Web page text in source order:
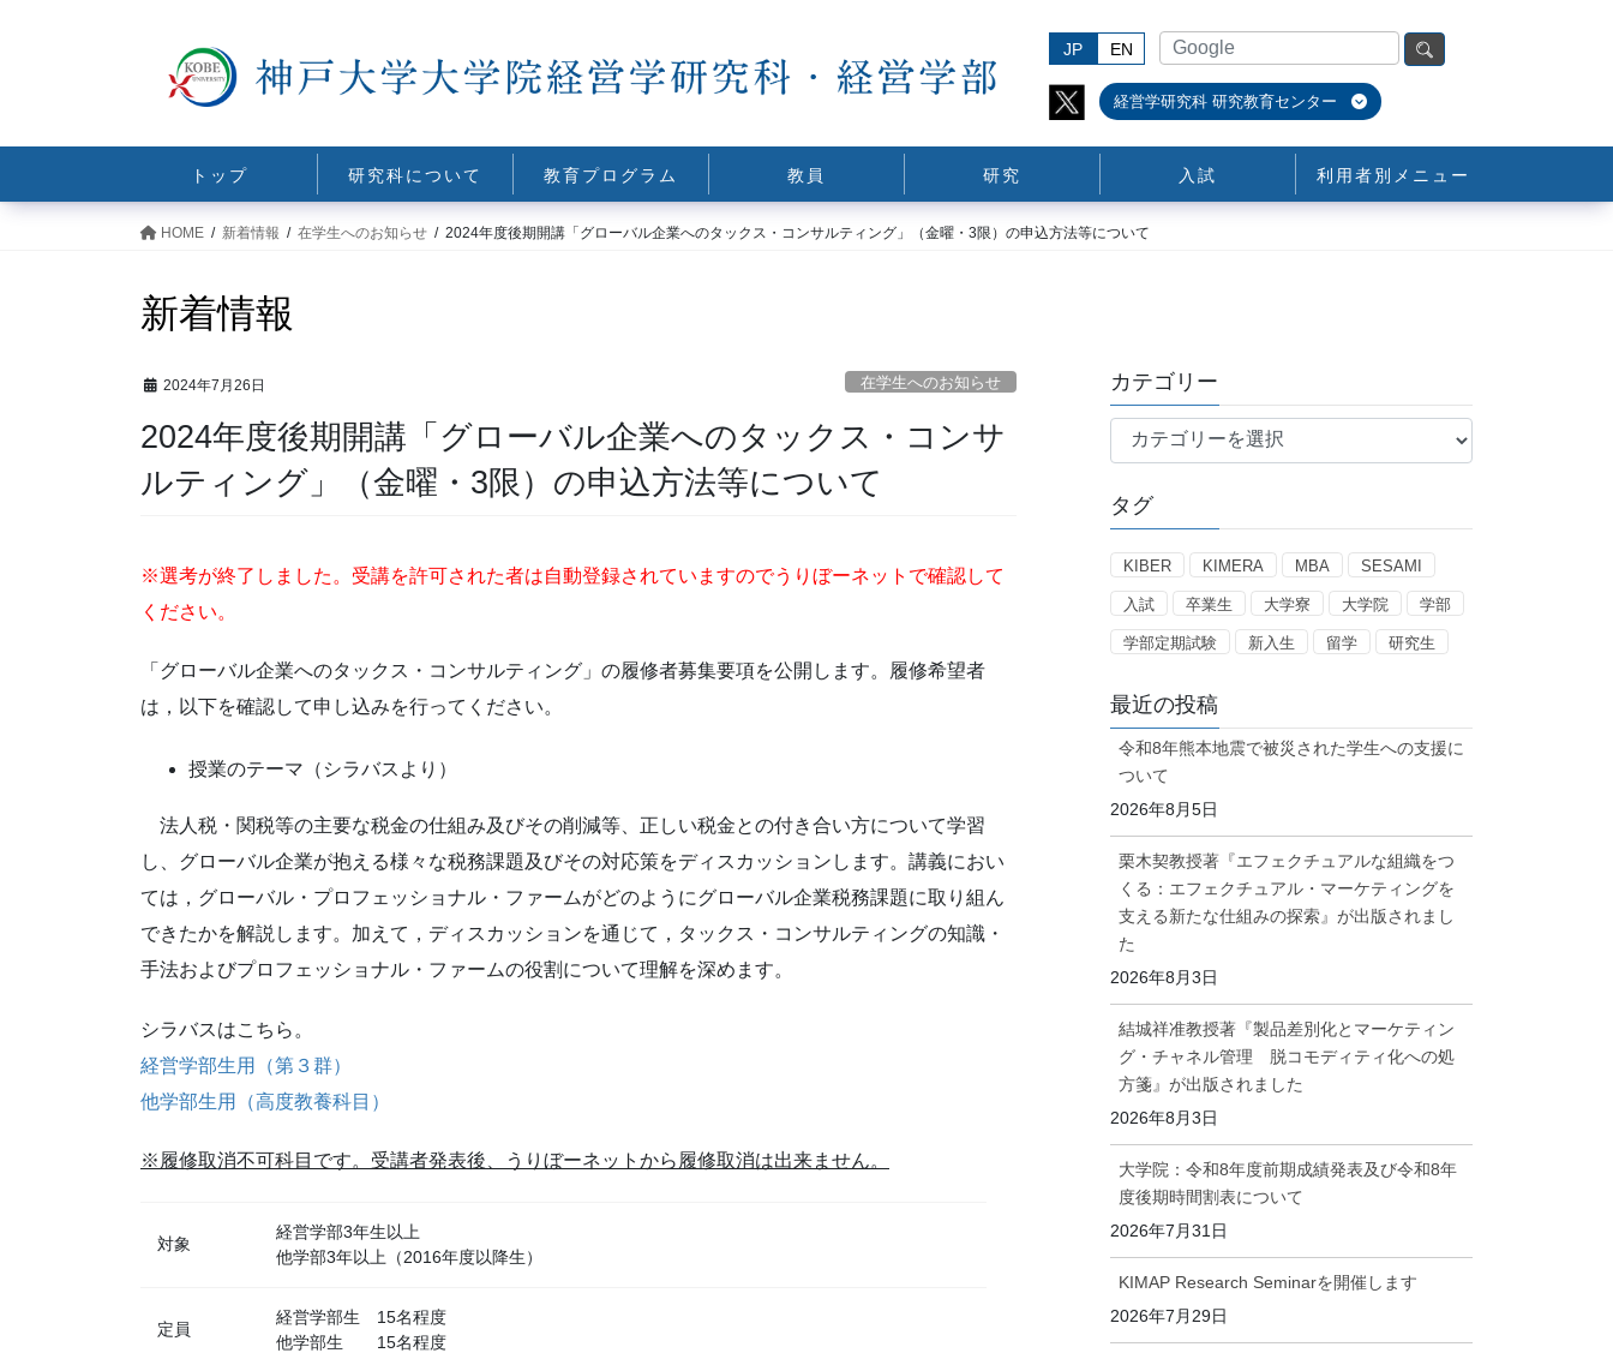
JP EN
経営学研究科 研究教育センター
トップ 研究科について 教育プログラム 教員 研究 入試 利用者別メニュー
HOME 新着情報 在学生へのお知らせ 2024年度後期開講「グローバル企業へのタックス・コンサルティング」（金曜・3限）の申込方法等について
新着情報
2024年7月26日 在学生へのお知らせ
2024年度後期開講「グローバル企業へのタックス・コンサ
ルティング」（金曜・3限）の申込方法等について
※選考が終了しました。受講を許可された者は自動登録されていますのでうりぼーネットで確認して
ください。
「グローバル企業へのタックス・コンサルティング」の履修者募集要項を公開します。履修希望者
は，以下を確認して申し込みを行ってください。
授業のテーマ（シラバスより）
法人税・関税等の主要な税金の仕組み及びその削減等、正しい税金との付き合い方について学習
し、グローバル企業が抱える様々な税務課題及びその対応策をディスカッションします。講義におい
ては，グローバル・プロフェッショナル・ファームがどのようにグローバル企業税務課題に取り組ん
できたかを解説します。加えて，ディスカッションを通じて，タックス・コンサルティングの知識・
手法およびプロフェッショナル・ファームの役割について理解を深めます。
シラバスはこちら。
経営学部生用（第３群）
他学部生用（高度教養科目）
※履修取消不可科目です。受講者発表後、うりぼーネットから履修取消は出来ません。
対象
経営学部3年生以上
他学部3年以上（2016年度以降生）
定員
経営学部生 15名程度
他学部生 15名程度
カテゴリー
テ
リ
タグ
KIBER KIMERA MBA SESAMI
入試 卒業生 大学寮 大学院 学部
学部定期試験 新入生 留学 研究生
最近の投稿
令和8年熊本地震で被災された学生への支援に
ついて
2026年8月5日
栗木契教授著『エフェクチュアルな組織をつ
くる：エフェクチュアル・マーケティングを
支える新たな仕組みの探索』が出版されまし
た
2026年8月3日
結城祥准教授著『製品差別化とマーケティン
グ・チャネル管理 脱コモディティ化への処
方箋』が出版されました
2026年8月3日
大学院：令和8年度前期成績発表及び令和8年
度後期時間割表について
2026年7月31日
KIMAP Research Seminarを開催します
2026年7月29日